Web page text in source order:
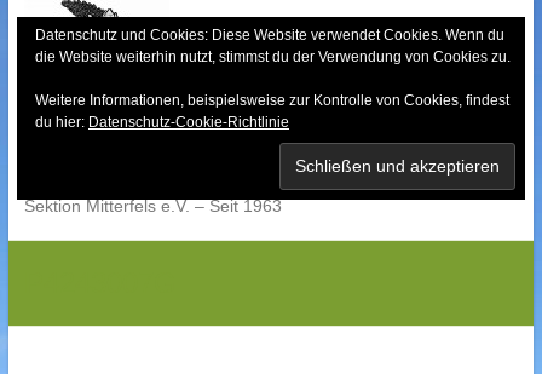
content
Bayerischer Wald-
Sektion Mitterfels e.V. – Seit 1963
Datenschutz und Cookies: Diese Website verwendet Cookies. Wenn du
die Website weiterhin nutzt, stimmst du der Verwendung von Cookies zu.
Weitere Informationen, beispielsweise zur Kontrolle von Cookies, findest
du hier: Datenschutz-Cookie-Richtlinie